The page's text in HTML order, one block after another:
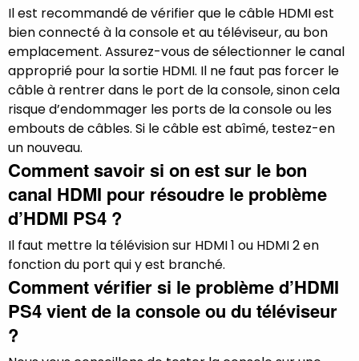
Il est recommandé de vérifier que le câble HDMI est
bien connecté à la console et au téléviseur, au bon
emplacement. Assurez-vous de sélectionner le canal
approprié pour la sortie HDMI. Il ne faut pas forcer le
câble à rentrer dans le port de la console, sinon cela
risque d’endommager les ports de la console ou les
embouts de câbles. Si le câble est abîmé, testez-en
un nouveau.
Comment savoir si on est sur le bon
canal HDMI pour résoudre le problème
d’HDMI PS4 ?
Il faut mettre la télévision sur HDMI 1 ou HDMI 2 en
fonction du port qui y est branché.
Comment vérifier si le problème d’HDMI
PS4 vient de la console ou du téléviseur
?